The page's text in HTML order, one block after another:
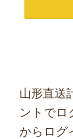
山形直送
ントでロ
からログ